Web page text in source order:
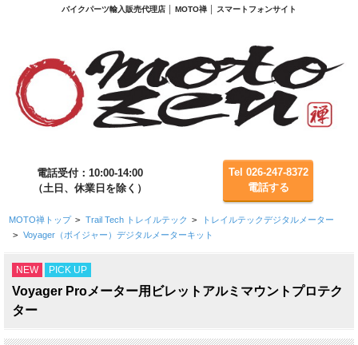
バイクパーツ輸入販売代理店 │ MOTO禅 │ スマートフォンサイト
電話受付：10:00-14:00
（土日、休業日を除く）
Tel 026-247-8372
電話する
MOTO禅トップ > Trail Tech トレイルテック > トレイルテックデジタルメーター
> Voyager（ボイジャー）デジタルメーターキット
NEW PICK UP
Voyager Proメーター用ビレットアルミマウントプロテク
ター